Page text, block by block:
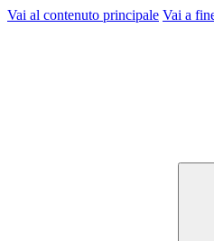
Vai al contenuto principale Vai a